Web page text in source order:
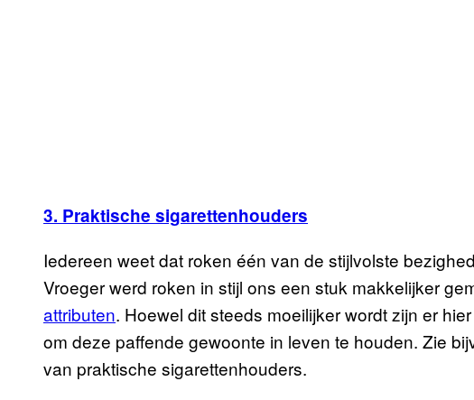
3. Praktische sigarettenhouders
Iedereen weet dat roken één van de stijlvolste
Vroeger werd roken in stijl ons een stuk makkelijker
attributen. Hoewel dit steeds moeilijker wordt zijn er
om deze paffende gewoonte in leven te houden. Zie
van praktische sigarettenhouders.